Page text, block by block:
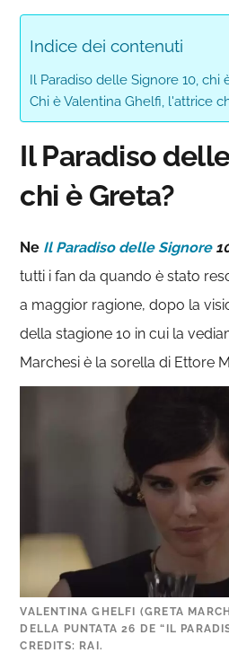
Indice dei contenuti
Il Paradiso delle Signore 10, chi
Chi è Valentina Ghelfi, l'attrice
Il Paradiso
chi è Greta?
Ne Il Paradiso delle Signore
tutti i fan da quando è stato
a maggior ragione, dopo la
della stagione 10 in cui la
Marchesi è la sorella di Ettore
VALENTINA GHELFI (GRETA
DELLA PUNTATA 26 DE “IL
CREDITS: RAI.